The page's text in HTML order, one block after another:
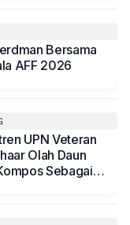
Bersama
AFF 2026
UPN Veteran
Olah Daun
Sebagai